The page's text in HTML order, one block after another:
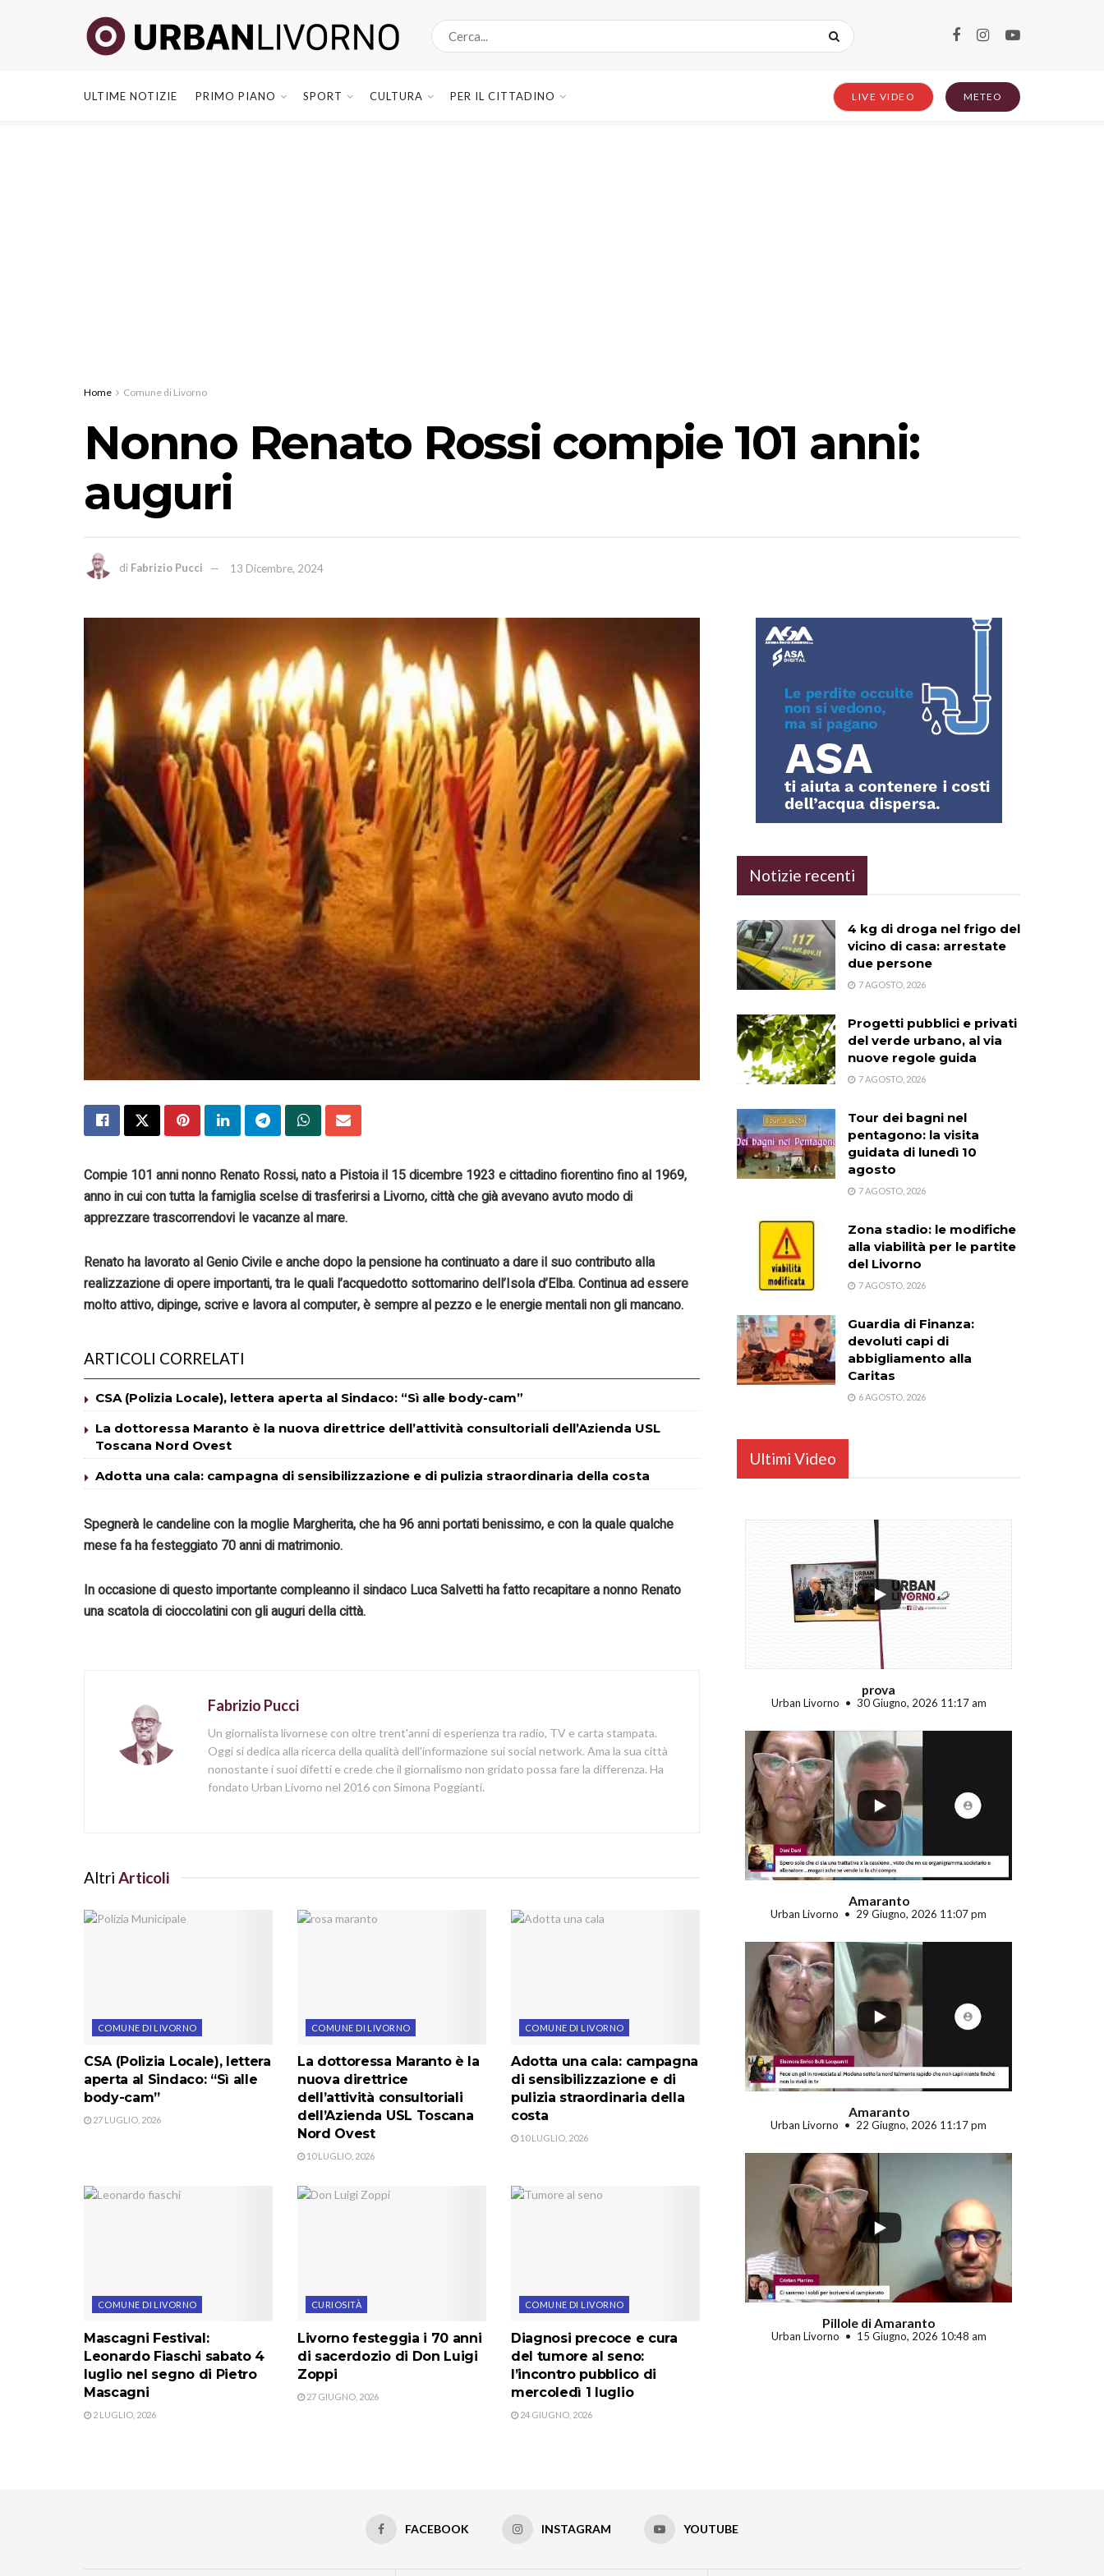
ULTIME NOTIZIE PRIMO PIANO SPORT CULTURA PER IL CITTADINO LIVE VIDEO METEO
Home Comune di Livorno
Nonno Renato Rossi compie 101 anni:
auguri
di Fabrizio Pucci 13 Dicembre, 2024
Compie 101 anni nonno Renato Rossi,natoa Pistoia il 15 dicembre 1923 e cittadino fiorentino fino al 1969,
anno in cuicon tutta la famiglia scelse di trasferirsi a Livorno,città che già avevano avuto modo di
apprezzare trascorrendovi le vacanze al mare.
Renatoha lavoratoal Genio Civileeanche dopo la pensione ha continuato adareil suo contributo alla
realizzazione di opere importanti, tra le quali l’acquedotto sottomarino dell’Isola d’Elba.Continua ad essere
molto attivo,dipinge, scrive e lavora al computer, è sempre al pezzo e le energie mentali non gli mancano.
ARTICOLI CORRELATI
CSA (Polizia Locale), lettera aperta al Sindaco: “Sì alle body-cam”
La dottoressa Maranto è la nuova direttrice dell’attività consultoriali dell’Azienda USL
Toscana Nord Ovest
Adotta una cala: campagna di sensibilizzazione e di pulizia straordinaria della costa
Spegnerà le candeline con lamoglie Margherita, che ha 96 anni portati benissimo, e con la quale qualche
mese fa ha festeggiato 70 anni di matrimonio.
In occasione diquesto importantecompleannoil sindaco Luca Salvetti ha fatto recapitare anonno Renato
una scatola dicioccolatinicon gli auguri della città.
Fabrizio Pucci
Un giornalista livornese con oltre trent'anni di esperienza tra radio, TV e carta stampata.
Oggi si dedica alla ricerca della qualità dell'informazione sui social network. Ama la sua città
nonostante i suoi difetti e crede che il giornalismo non gridato possa fare la differenza. Ha
fondato Urban Livorno nel 2016 con Simona Poggianti.
Altri Articoli
COMUNE DI LIVORNO
CSA (Polizia Locale), lettera
aperta al Sindaco: “Sì alle
body-cam”
27 LUGLIO, 2026
COMUNE DI LIVORNO
La dottoressa Maranto è la
nuova direttrice
dell’attività consultoriali
dell’Azienda USL Toscana
Nord Ovest
10 LUGLIO, 2026
COMUNE DI LIVORNO
Adotta una cala: campagna
di sensibilizzazione e di
pulizia straordinaria della
costa
10 LUGLIO, 2026
COMUNE DI LIVORNO
Mascagni Festival:
Leonardo Fiaschi sabato 4
luglio nel segno di Pietro
Mascagni
2 LUGLIO, 2026
CURIOSITÀ
Livorno festeggia i 70 anni
di sacerdozio di Don Luigi
Zoppi
27 GIUGNO, 2026
COMUNE DI LIVORNO
Diagnosi precoce e cura
del tumore al seno:
l’incontro pubblico di
mercoledì 1 luglio
24 GIUGNO, 2026
Notizie recenti
4 kg di droga nel frigo del
vicino di casa: arrestate
due persone
7 AGOSTO, 2026
Progetti pubblici e privati
del verde urbano, al via
nuove regole guida
7 AGOSTO, 2026
Tour dei bagni nel
pentagono: la visita
guidata di lunedì 10
agosto
7 AGOSTO, 2026
Zona stadio: le modifiche
alla viabilità per le partite
del Livorno
7 AGOSTO, 2026
Guardia di Finanza:
devoluti capi di
abbigliamento alla
Caritas
6 AGOSTO, 2026
Ultimi Video
...
prova
Urban Livorno 30 Giugno, 2026 11:17 am
...
Amaranto
Urban Livorno 29 Giugno, 2026 11:07 pm
...
Amaranto
Urban Livorno 22 Giugno, 2026 11:17 pm
Pillole di Amaranto
Urban Livorno 15 Giugno, 2026 10:48 am
FACEBOOK INSTAGRAM YOUTUBE